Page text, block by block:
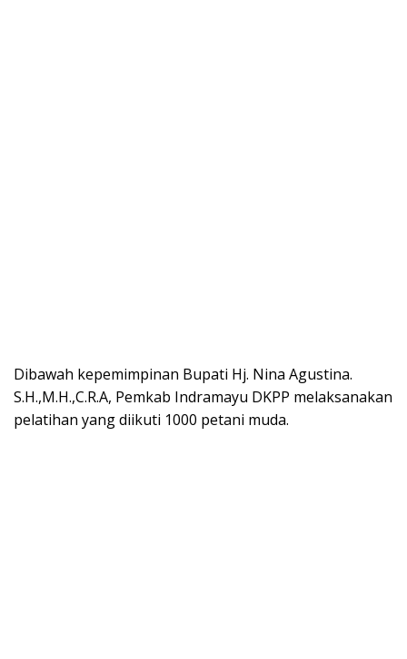
Dibawah kepemimpinan Bupati Hj. Nina Agustina.
S.H.,M.H.,C.R.A, Pemkab Indramayu DKPP melaksanakan
pelatihan yang diikuti 1000 petani muda.